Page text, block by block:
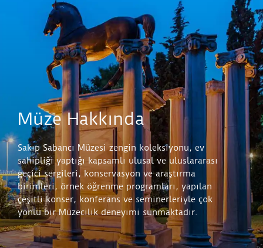
Müze Hakkında
Sakıp Sabancı Müzesi zengin koleksiyonu, ev
sahipliği yaptığı kapsamlı ulusal ve uluslararası
geçici sergileri, konservasyon ve araştırma
birimleri, örnek öğrenme programları, yapılan
çeşitli konser, konferans ve seminerleriyle çok
yönlü bir Müzecilik deneyimi sunmaktadır.